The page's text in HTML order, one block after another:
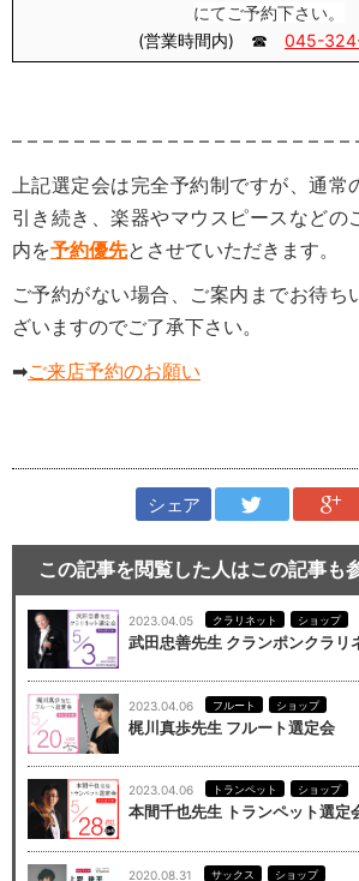
にてご予約下さい。
(営業時間内) ☎ 045-
– – – – – – – – – – – – – – – – – – – – – –
上記選定会は完全予約制ですが、通常
引き続き、楽器やマウスピースなどの
内を予約優先とさせていただきます。
ご予約がない場合、ご案内までお待ち
ざいますのでご了承下さい。
➡ご来店予約のお願い
シェア
この記事を閲覧した人はこの記事も
2023.04.05 クラリネット ショップ
武田忠善先生 クランポンクラリ
2023.04.06 フルート ショップ
梶川真歩先生 フルート選定会
2023.04.06 トランペット ショップ
本間千也先生 トランペット選定
2020.08.31 サックス ショップ